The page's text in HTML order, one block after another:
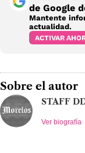
de Google
Mantente
actualidad.
ACTIVAR
Sobre el autor
STAFF
Ver biografía